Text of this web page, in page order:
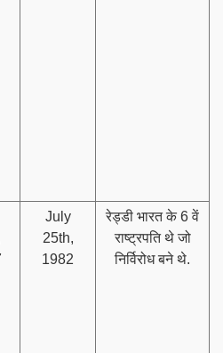
July
25th,
1982
रेड्डी भारत के 6 वें
राष्ट्रपति थे जो
निर्विरोध बने थे.